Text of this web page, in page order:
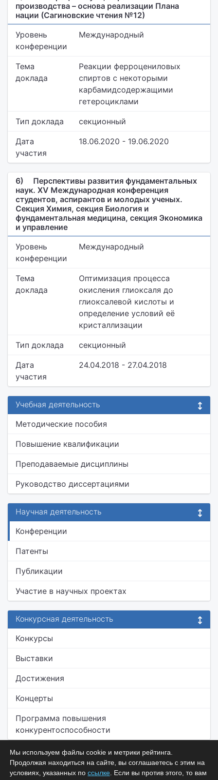
производства – основа реализации Плана
нации (Сагиновские чтения №12)
Уровень
конференции
Международный
Тема
доклада
Реакции ферроцениловых
спиртов с некоторыми
карбамидсодержащими
гетероциклами
Тип доклада секционный
Дата
участия
18.06.2020 - 19.06.2020
6)
Перспективы развития фундаментальных
наук. XV Международная конференция
студентов, аспирантов и молодых ученых.
Секция Химия, секция Биология и
фундаментальная медицина, секция Экономика
и управление
Уровень
конференции
Международный
Тема
доклада
Оптимизация процесса
окисления глиоксаля до
глиоксалевой кислоты и
определение условий её
кристаллизации
Тип доклада секционный
Дата
участия
24.04.2018 - 27.04.2018
Учебная деятельность
Методические пособия
Повышение квалификации
Преподаваемые дисциплины
Руководство диссертациями
Научная деятельность
Конференции
Патенты
Публикации
Участие в научных проектах
Конкурсная деятельность
Конкурсы
Выставки
Достижения
Концерты
Программа повышения
конкурентоспособности
Мы используем файлы cookie и метрики рейтинга.
Продолжая находиться на сайте, вы соглашаетесь с этим на
условиях, указанных по ссылке . Если вы против этого, то вам